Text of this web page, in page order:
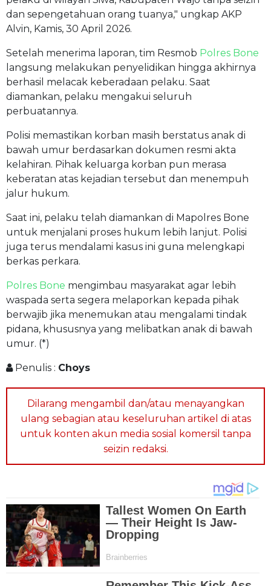
dan sepengetahuan orang tuanya," ungkap AKP
Alvin, Kamis, 30 April 2026.
Setelah menerima laporan, tim Resmob Polres Bone
langsung melakukan penyelidikan hingga akhirnya
berhasil melacak keberadaan pelaku. Saat
diamankan, pelaku mengakui seluruh
perbuatannya.
Polisi memastikan korban masih berstatus anak di
bawah umur berdasarkan dokumen resmi akta
kelahiran. Pihak keluarga korban pun merasa
keberatan atas kejadian tersebut dan menempuh
jalur hukum.
Saat ini, pelaku telah diamankan di Mapolres Bone
untuk menjalani proses hukum lebih lanjut. Polisi
juga terus mendalami kasus ini guna melengkapi
berkas perkara.
Polres Bone mengimbau masyarakat agar lebih
waspada serta segera melaporkan kepada pihak
berwajib jika menemukan atau mengalami tindak
pidana, khususnya yang melibatkan anak di bawah
umur. (*)
Penulis : Choys
Dilarang mengambil dan/atau menayangkan
ulang sebagian atau keseluruhan artikel di atas
untuk konten akun media sosial komersil tanpa
seizin redaksi.